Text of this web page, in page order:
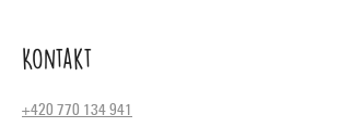
Kontakt
+420 770 134 941